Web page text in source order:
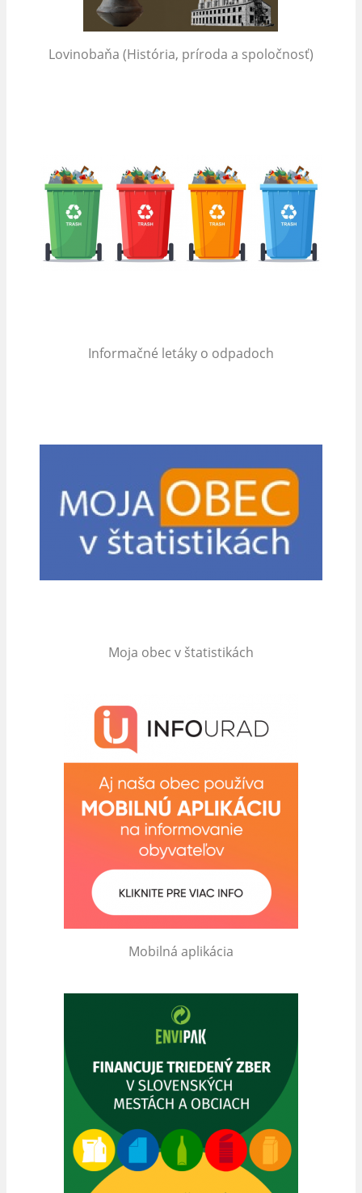
Lovinobaňa (História, príroda a spoločnosť)
Informačné letáky o odpadoch
Moja obec v štatistikách
Mobilná aplikácia